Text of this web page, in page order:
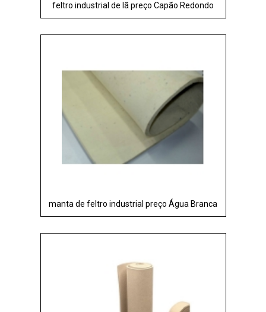
feltro industrial de lã preço Capão Redondo
manta de feltro industrial preço Água Branca